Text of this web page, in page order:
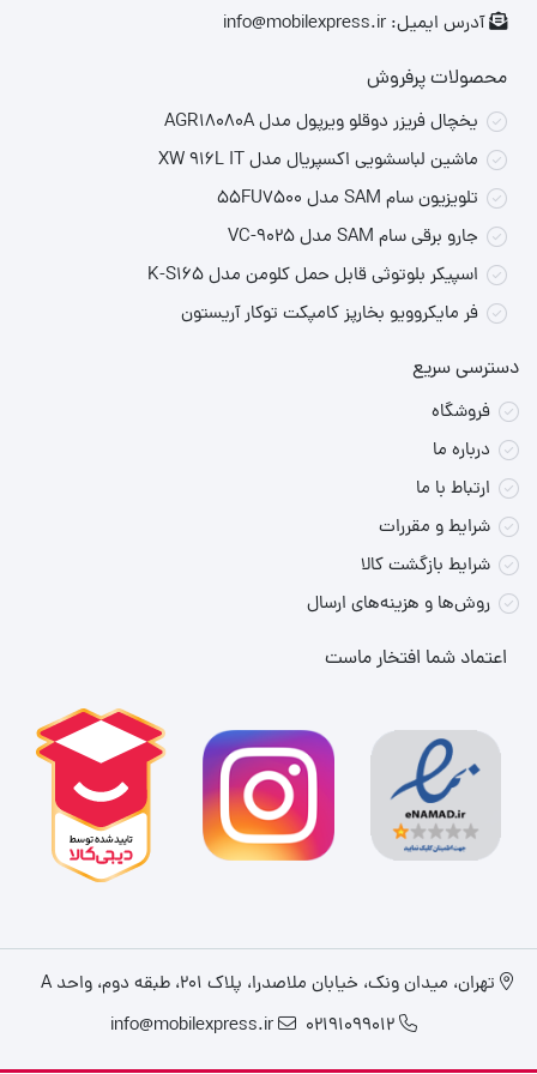
تیم‌ها
تیم‌های زنان
پلتفرم‌ها
PlayStation 4, PlayStation 5, Xbox One, Xbox Series
X/S, Nintendo Switch, PC
تاریخ انتشار سپتامبر ۲۰۲۳
رده سنی
۳+
ویژگی‌های برجسته بازی
HyperMotion V
واقعی‌تر بازیکنان در زمین.
PlayStyles
نمایش سبک‌های بازی منحصر به فرد بازیکنان با استفاده از
داده‌های Opta، شامل ۳۴ PlayStyle در ۶ دسته.
Frostbite Engine
موتور گرافیکی پیشرفته برای ارائه گرافیک واقع‌گرایانه و جزئیات
دقیق در بازی.
حالت‌های مختلفی مانند Career Mode، Ultimate Team، Clubs،
VOLTA Football، Pro Clubs و Rush برای تجربه‌های گوناگون.
پشتیبانی از
امکان بازی با کاربران پلتفرم‌های مختلف در حالت‌های آنلاین.
بازیEA Sports FC 24
با استفاده از تکنولوژی‌های پیشرفته، تجربه‌ای
آدرس ایمیل: info@mobilexpress.ir
محصولات پرفروش
یخچال فریزر دوقلو ویرپول مدل AGR18080A
ماشین لباسشویی اکسپریال مدل XW 916L IT
تلویزیون سام SAM مدل 55FU7500
جارو برقی سام SAM مدل VC-9025
اسپیکر بلوتوثی قابل حمل کلومن مدل K-S165
فر مایکروویو بخارپز کامپکت توکار آریستون
دسترسی سریع
فروشگاه
درباره ما
ارتباط با ما
شرایط و مقررات
شرایط بازگشت کالا
روش‌ها و هزینه‌های ارسال
اعتماد شما افتخار ماست
تهران، میدان ونک، خیابان ملاصدرا، پلاک ۲۰۱، طبقه دوم، واحد A
02191099012
info@mobilexpress.ir